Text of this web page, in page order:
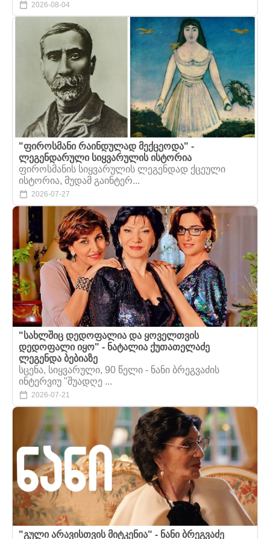
2026-08-04
"ფიროსმანი რაინდულად მექცეოდა" -
ლეგენდარული სიყვარულის ისტორია
ფიროსმანის სიყვარულის ლეგენდად ქცეული
ისტორია, მუდამ გაინტერ...
2026-07-27
"სახლშიც დედოფალია და ყოველთვის
დედოფალი იყო" - ნატალია ქუთათელაძე
ლეგენდა ბებიაზე
სცენა, სიყვარული, 90 წელი - ნანი ბრეგვაძის
ინტერვიუ "შუადღე ...
2026-07-21
"გული არავისთვის მიტკენია" - ნანი ბრეგვაძე